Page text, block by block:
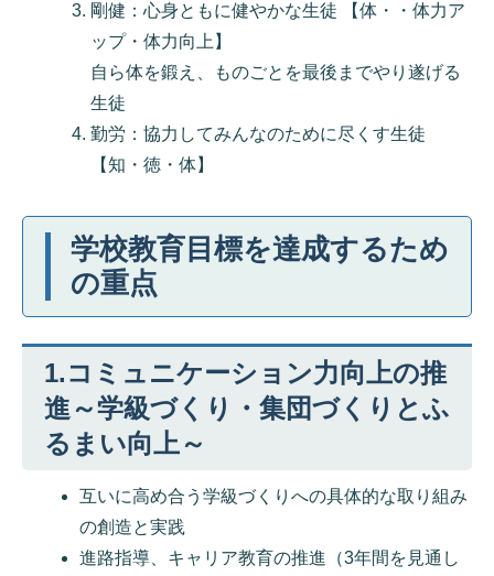
剛健：心身ともに健やかな生徒 【体・・体力ア
ップ・体力向上】
自ら体を鍛え、ものごとを最後までやり遂げる
生徒
勤労：協力してみんなのために尽くす生徒
【知・徳・体】
学校教育目標を達成するため
の重点
1.コミュニケーション力向上の推
進～学級づくり・集団づくりとふ
るまい向上～
互いに高め合う学級づくりへの具体的な取り組み
の創造と実践
進路指導、キャリア教育の推進（3年間を見通し